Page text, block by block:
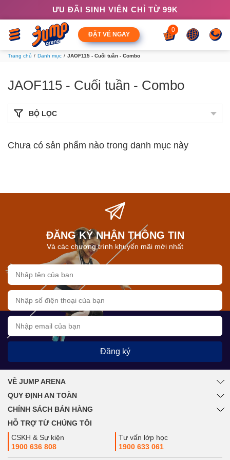
ƯU ĐÃI SINH VIÊN CHỈ TỪ 99K
ĐẶT VÉ NGAY
0
Trang chủ Danh mục JAOF115 - Cuối tuần - Combo
JAOF115 - Cuối tuần - Combo
BỘ LỌC
Chưa có sản phẩm nào trong danh mục này
ĐĂNG KÝ NHẬN THÔNG TIN
Và các chương trình khuyến mãi mới nhất
Đăng ký
VỀ JUMP ARENA
QUY ĐỊNH AN TOÀN
CHÍNH SÁCH BÁN HÀNG
HỖ TRỢ TỪ CHÚNG TÔI
CSKH & Sự kiện
1900 636 808
Tư vấn lớp học
1900 633 061